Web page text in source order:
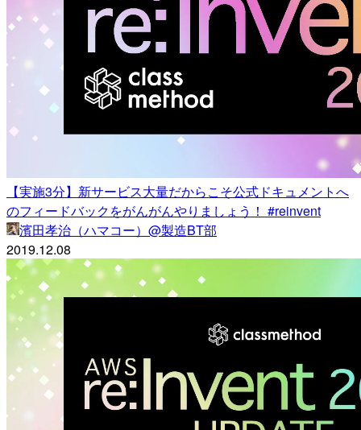
【実施3分】新サービス大量だからこそ公式ドキュメントへ
のフィードバックをがんがんやりましょう！ #reinvent
濱田孝治（ハマコー）@製造BT部
2019.12.08